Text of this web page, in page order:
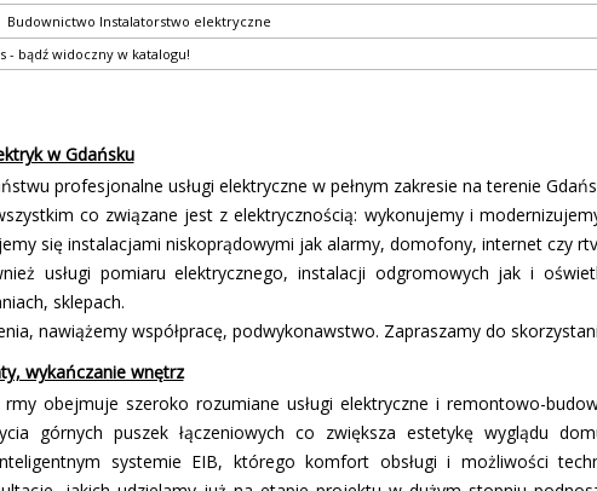
Budownictwo Instalatorstwo elektryczne
- bądź widoczny w katalogu!
w Gdańsku
profesjonalne usługi elektryczne w pełnym zakresie na terenie
co związane jest z elektrycznością: wykonujemy i
się instalacjami niskoprądowymi jak alarmy, domofony, internet czy
usługi pomiaru elektrycznego, instalacji odgromowych jak i
sklepach.
nawiążemy współpracę, podwykonawstwo. Zapraszamy do
wykańczanie wnętrz
firmy obejmuje szeroko rozumiane usługi elektryczne i remontowo-
górnych puszek łączeniowych co zwiększa estetykę wyglądu
systemie EIB, którego komfort obsługi i możliwości